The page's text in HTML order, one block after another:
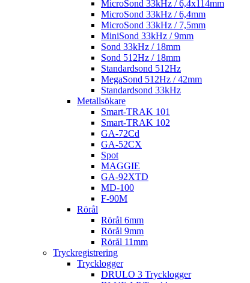
MicroSond 33kHz / 6,4x114mm
MicroSond 33kHz / 6,4mm
MicroSond 33kHz / 7,5mm
MiniSond 33kHz / 9mm
Sond 33kHz / 18mm
Sond 512Hz / 18mm
Standardsond 512Hz
MegaSond 512Hz / 42mm
Standardsond 33kHz
Metallsökare
Smart-TRAK 101
Smart-TRAK 102
GA-72Cd
GA-52CX
Spot
MAGGIE
GA-92XTD
MD-100
F-90M
Rörål
Rörål 6mm
Rörål 9mm
Rörål 11mm
Tryckregistrering
Trycklogger
DRULO 3 Trycklogger